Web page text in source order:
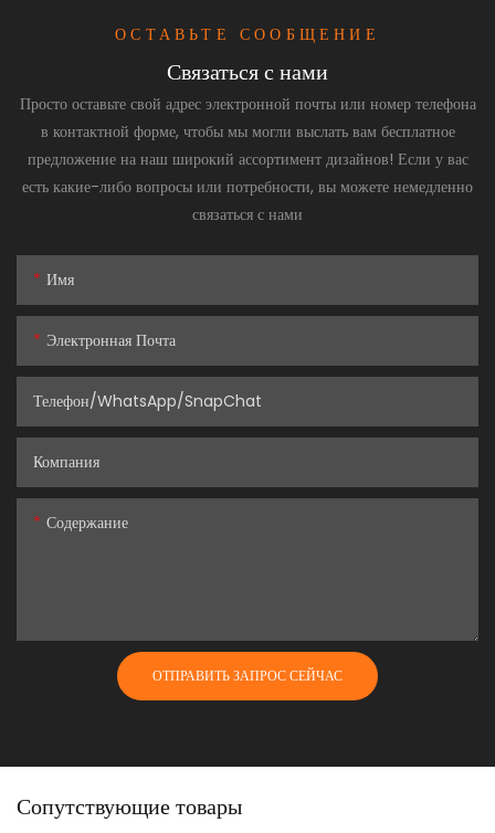
ОСТАВЬТЕ СООБЩЕНИЕ
Связаться с нами
Просто оставьте свой адрес электронной почты или номер телефона
в контактной форме, чтобы мы могли выслать вам бесплатное
предложение на наш широкий ассортимент дизайнов! Если у вас
есть какие-либо вопросы или потребности, вы можете немедленно
связаться с нами
Имя
Электронная Почта
Телефон/WhatsApp/SnapChat
Компания
Содержание
ОТПРАВИТЬ ЗАПРОС СЕЙЧАС
Сопутствующие товары